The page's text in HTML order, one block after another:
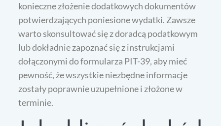
konieczne złożenie dodatkowych dokumentów
potwierdzających poniesione wydatki. Zawsze
warto skonsultować się z doradcą podatkowym
lub dokładnie zapoznać się z instrukcjami
dołączonymi do formularza PIT-39, aby mieć
pewność, że wszystkie niezbędne informacje
zostały poprawnie uzupełnione i złożone w
terminie.